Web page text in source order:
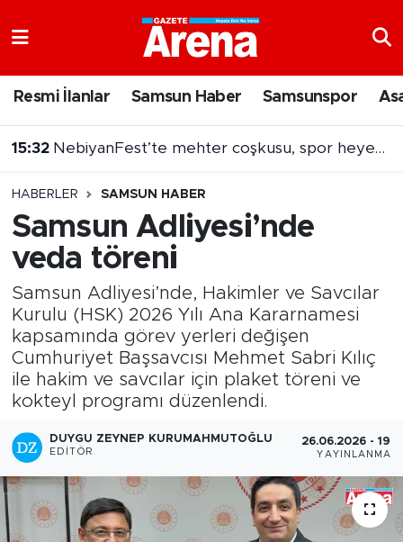
Resmi İlanlar Samsun Haber Samsunspor
HABERLER SAMSUN HABER
Samsun Adliyesi’nde
veda töreni
Samsun Adliyesi’nde, Hakimler ve Savcılar
Kurulu (HSK) 2026 Yılı Ana Kararnamesi
kapsamında görev yerleri değişen
Cumhuriyet Başsavcısı Mehmet Sabri Kılıç
ile hakim ve savcılar için plaket töreni ve
kokteyl programı düzenlendi.
DUYGU ZEYNEP KURUMAHMUTOĞLU
EDITÖR
26.06.2026 -
YAYINLANMA
Samsun Namaz Vakitleri
Süper Lig Puan Durumu ve Fikstür
Tüm Manşetler
Son Dakika Haberleri
Haber Arşivi